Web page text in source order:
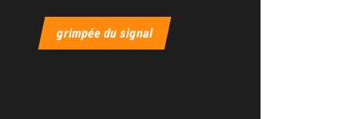
grimpée du signal